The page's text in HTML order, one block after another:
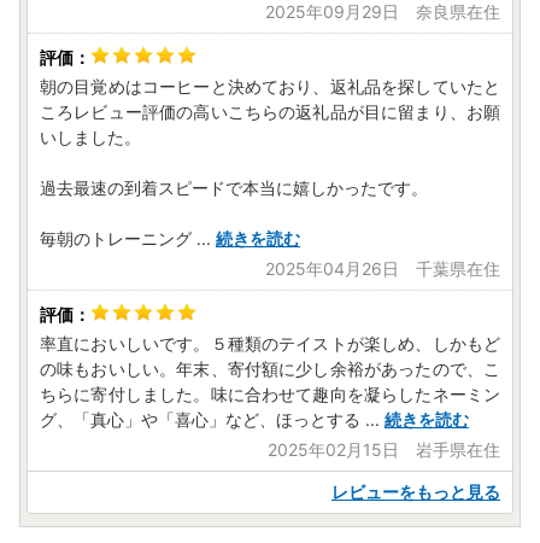
2025年09月29日 奈良県在住
朝の目覚めはコーヒーと決めており、返礼品を探していたと
ころレビュー評価の高いこちらの返礼品が目に留まり、お願
いしました。
過去最速の到着スピードで本当に嬉しかったです。
毎朝のトレーニング ... 続きを読む
2025年04月26日 千葉県在住
率直においしいです。５種類のテイストが楽しめ、しかもど
の味もおいしい。年末、寄付額に少し余裕があったので、こ
ちらに寄付しました。味に合わせて趣向を凝らしたネーミン
グ、「真心」や「喜心」など、ほっとする ... 続きを読む
2025年02月15日 岩手県在住
レビューをもっと見る